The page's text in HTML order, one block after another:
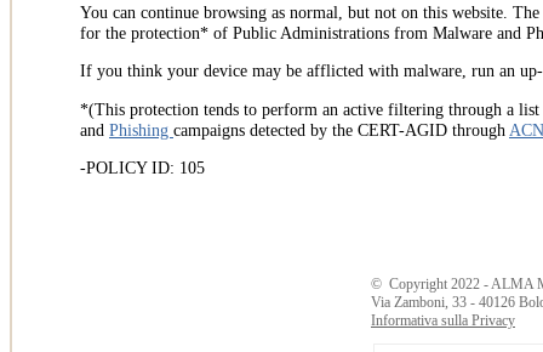
You can continue browsing as normal, but not on this website.
for the protection* of Public Administrations from Malware and
If you think your device may be afflicted with malware, run an
*(This protection tends to perform an active filtering through a
and Phishing campaigns detected by the CERT-AGID through
-POLICY ID: 105
© Copyright 2022 - ALMA
Via Zamboni, 33 - 40126
Informativa sulla Privacy